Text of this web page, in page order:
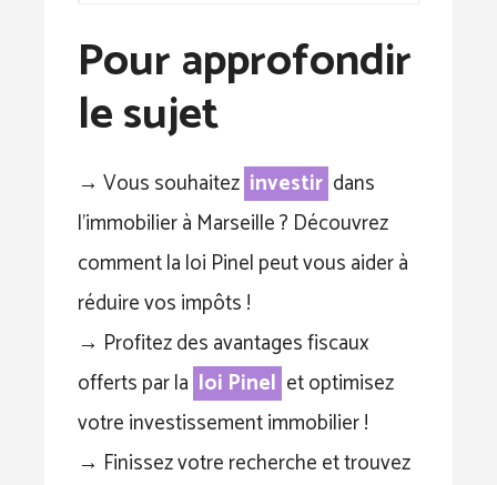
Pour approfondir
le sujet
→ Vous souhaitez investir dans
l’immobilier à Marseille ? Découvrez
comment la loi Pinel peut vous aider à
réduire vos impôts !
→ Profitez des avantages fiscaux
offerts par la loi Pinel et optimisez
votre investissement immobilier !
→ Finissez votre recherche et trouvez